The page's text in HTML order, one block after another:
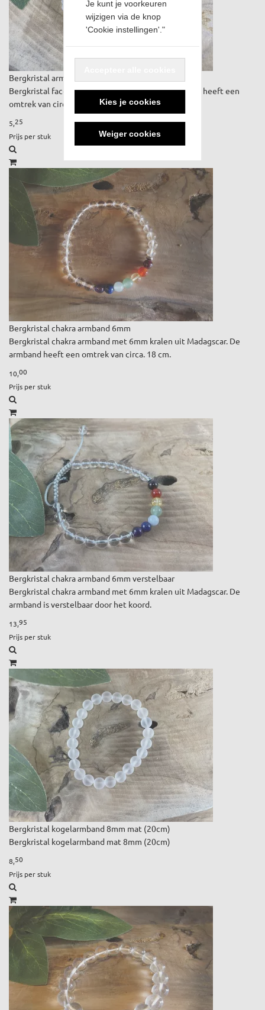
Bergkristal armband 4mm facet (small)
Bergkristal facet geslepen 4mm kralen. De armband heeft een
omtrek van circa. 15cm. Geschikt voor kinderen.
5,25
Prijs per stuk
Bergkristal chakra armband 6mm
Bergkristal chakra armband met 6mm kralen uit Madagscar. De
armband heeft een omtrek van circa. 18 cm.
10,00
Prijs per stuk
Bergkristal chakra armband 6mm verstelbaar
Bergkristal chakra armband met 6mm kralen uit Madagscar. De
armband is verstelbaar door het koord.
13,95
Prijs per stuk
Bergkristal kogelarmband 8mm mat (20cm)
Bergkristal kogelarmband mat 8mm (20cm)
8,50
Prijs per stuk
Je kunt je voorkeuren
wijzigen via de knop
'Cookie instellingen'."
Kies je cookies
Weiger cookies